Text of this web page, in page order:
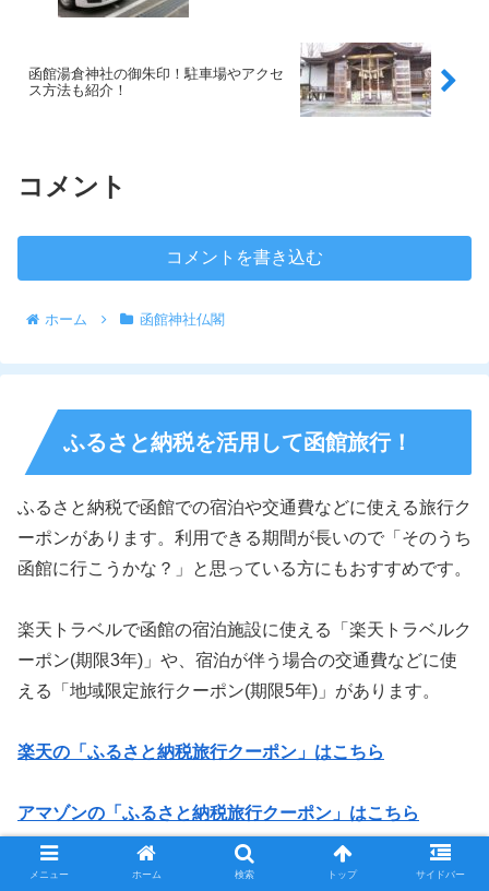
函館湯倉神社の御朱印！駐車場やアクセ
ス方法も紹介！
コメント
コメントを書き込む
ホーム 函館神社仏閣
ふるさと納税を活用して函館旅行！
ふるさと納税で函館での宿泊や交通費などに使える旅行ク
ーポンがあります。利用できる期間が長いので「そのうち
函館に行こうかな？」と思っている方にもおすすめです。
楽天トラベルで函館の宿泊施設に使える「楽天トラベルク
ーポン(期限3年)」や、宿泊が伴う場合の交通費などに使
える「地域限定旅行クーポン(期限5年)」があります。
楽天の「ふるさと納税旅行クーポン」はこちら
アマゾンの「ふるさと納税旅行クーポン」はこちら
スポンサーリンク
メニュー ホーム 検索 トップ サイドバー